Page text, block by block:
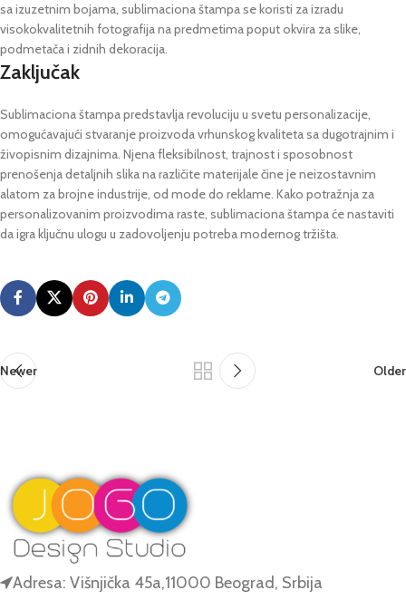
sa izuzetnim bojama, sublimaciona štampa se koristi za izradu
visokokvalitetnih fotografija na predmetima poput okvira za slike,
podmetača i zidnih dekoracija.
Zaključak
Sublimaciona štampa predstavlja revoluciju u svetu personalizacije,
omogućavajući stvaranje proizvoda vrhunskog kvaliteta sa dugotrajnim i
živopisnim dizajnima. Njena fleksibilnost, trajnost i sposobnost
prenošenja detaljnih slika na različite materijale čine je neizostavnim
alatom za brojne industrije, od mode do reklame. Kako potražnja za
personalizovanim proizvodima raste, sublimaciona štampa će nastaviti
da igra ključnu ulogu u zadovoljenju potreba modernog tržišta.
Newer Older
Adresa: Višnjička 45a,11000 Beograd, Srbija